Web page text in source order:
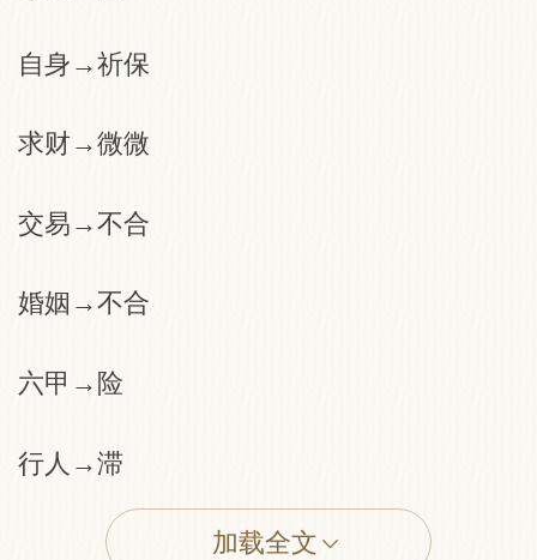
自身→祈保
求财→微微
交易→不合
婚姻→不合
六甲→险
行人→滞
田蚕→不利 加载全文